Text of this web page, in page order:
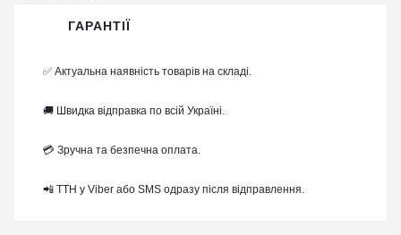
ГАРАНТІЇ
✅ Актуальна наявність товарів на складі.
🚚 Швидка відправка по всій Україні.
💳 Зручна та безпечна оплата.
📲 ТТН у Viber або SMS одразу після відправлення.